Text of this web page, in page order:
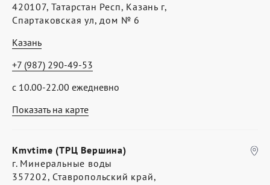
Показать на карте
420107, Татарстан Респ, Казань г,
Спартаковская ул, дом № 6
Казань
с 10.00-22.00 ежедневно
+7 (987) 290-49-53
Kmvtime (ТРЦ Вершина)
г. Минеральные воды
357202, Ставропольский край,